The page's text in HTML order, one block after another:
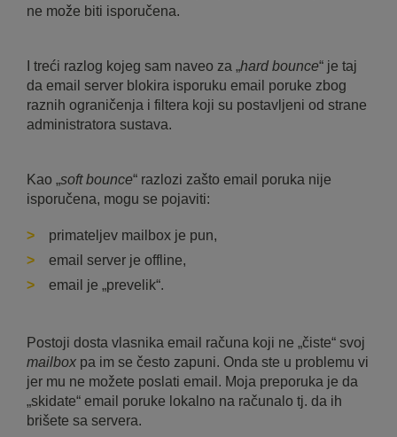
ne može biti isporučena.
I treći razlog kojeg sam naveo za „hard bounce“ je taj
da email server blokira isporuku email poruke zbog
raznih ograničenja i filtera koji su postavljeni od strane
administratora sustava.
Kao „soft bounce“ razlozi zašto email poruka nije
isporučena, mogu se pojaviti:
primateljev mailbox je pun,
email server je offline,
email je „prevelik“.
Postoji dosta vlasnika email računa koji ne „čiste“ svoj
mailbox pa im se često zapuni. Onda ste u problemu vi
jer mu ne možete poslati email. Moja preporuka je da
„skidate“ email poruke lokalno na računalo tj. da ih
brišete sa servera.